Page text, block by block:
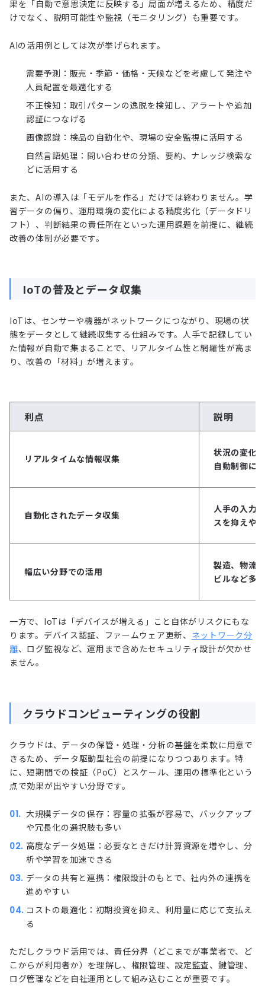
果を「自動で意思決定に反映する」局面が増えるため、精度だ
けでなく、説明可能性や監視（モニタリング）も重要です。
AIの活用例としては次が挙げられます。
需要予測：販売・季節・価格・天候などを考慮して発注や
人員配置を最適化する
不正検知：取引パターンの逸脱を検知し、アラートや追加
認証につなげる
画像認識：検品の自動化や、現場の安全監視に活用する
自然言語処理：問い合わせの分類、要約、ナレッジ検索な
どに活用する
また、AIの導入は「モデルを作る」だけでは終わりません。学
習データの偏り、運用環境の変化による精度劣化（データドリ
フト）、判断結果の責任所在といった運用課題を前提に、継続
改善の体制が必要です。
IoTの普及とデータ収集
IoTは、センサーや機器がネットワークにつながり、現場の状
態をデータとして継続収集する仕組みです。人手で記録してい
た情報が自動で集まることで、リアルタイム性と網羅性が高ま
り、改善の「材料」が増えます。
利点 説明
リアルタイムな情報収集
状況の変化
自動制御に
自動化されたデータ収集
人手の入力
スを抑えや
幅広い分野での活用
製造、物流
ビルなど多
一方で、IoTは「デバイスが増える」こと自体がリスクにもな
ります。デバイス認証、ファームウェア更新、 ネットワーク分
離、ログ監視など、運用まで含めたセキュリティ設計が欠かせ
ません。
クラウドコンピューティングの役割
クラウドは、データの保管・処理・分析の基盤を柔軟に用意で
きるため、データ駆動型社会の前提になりつつあります。特
に、短期間での検証（PoC）とスケール、運用の標準化という
点で効果が出やすい分野です。
大規模データの保存：容量の拡張が容易で、バックアップ
や冗長化の選択肢も多い
高度なデータ処理：必要なときだけ計算資源を増やし、分
析や学習を加速できる
データの共有と連携：権限設計のもとで、社内外の連携を
進めやすい
コストの最適化：初期投資を抑え、利用量に応じて支払え
る
ただしクラウド活用では、責任分界（どこまでが事業者で、ど
こからが利用者か）を理解し、権限管理、設定監査、鍵管理、
ログ管理などを自社運用として組み込むことが重要です。